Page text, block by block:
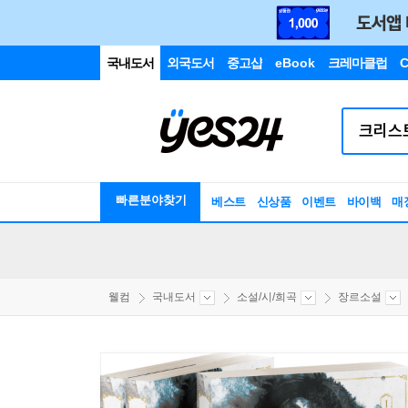
국내도서 외국도서 중고샵 eBook 크레마클럽
빠른분야찾기 베스트 신상품 이벤트 바이백 매
웰컴 국내도서 소설/시/희곡 장르소설